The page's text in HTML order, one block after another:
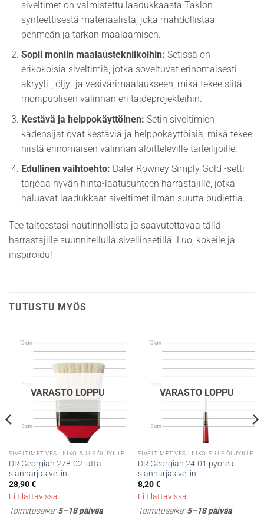
siveltimet on valmistettu laadukkaasta Taklon-
synteettisestä materiaalista, joka mahdollistaa
pehmeän ja tarkan maalaamisen.
Sopii moniin maalaustekniikoihin: Setissä on
erikokoisia siveltimiä, jotka soveltuvat erinomaisesti
akryyli-, öljy- ja vesivärimaalaukseen, mikä tekee siitä
monipuolisen valinnan eri taideprojekteihin.
Kestävä ja helppokäyttöinen: Setin siveltimien
kädensijat ovat kestäviä ja helppokäyttöisiä, mikä tekee
niistä erinomaisen valinnan aloitteleville taiteilijoille.
Edullinen vaihtoehto: Daler Rowney Simply Gold -setti
tarjoaa hyvän hinta-laatusuhteen harrastajille, jotka
haluavat laadukkaat siveltimet ilman suurta budjettia.
Tee taiteestasi nautinnollista ja saavutettavaa tällä
harrastajille suunnitellulla sivellinsetillä. Luo, kokeile ja
inspiroidu!
TUTUSTU MYÖS
VARASTO LOPPU
SIVELTIMET VESILIUKOISILLE ÖLJYILLE
DR Georgian 278-02 latta
sianharjasivellin
28,90€
Ei tilattavissa
Toimitusaika:5–18 päivää
VARASTO LOPPU
SIVELTIMET VESILIUKOISILLE ÖLJYILLE
DR Georgian 24-01 pyöreä
sianharjasivellin
8,20€
Ei tilattavissa
Toimitusaika:5–18 päivää